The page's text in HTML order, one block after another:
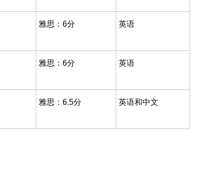
雅思：6分 英语
雅思：6分 英语
雅思：6.5分 英语和中文